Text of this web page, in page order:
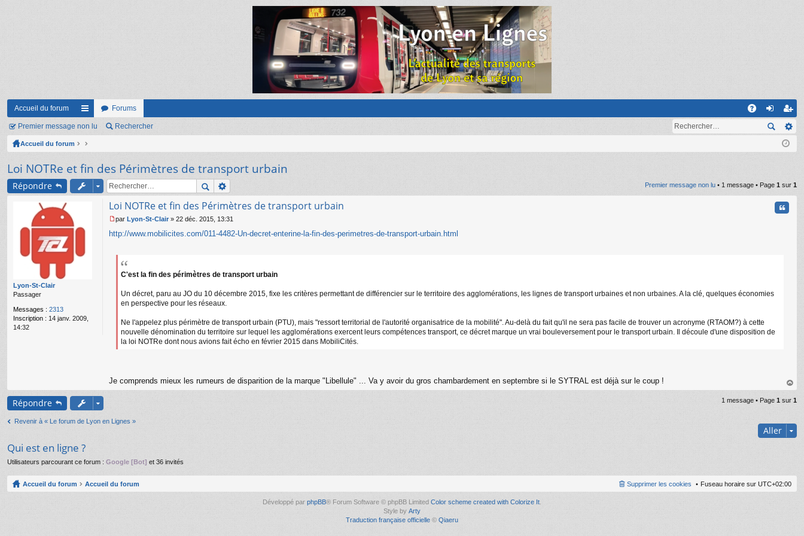
Accueil du forum
ac
co
ur
ci
s
Forums
on ns
cri
Premier message non lu Rechercher
Accueil du forum
Loi NOTRe et fin des Périmètres de transport urbain
Répondre Premier message non lu • 1 message • Page 1 sur 1
Lyon-St-Clair
Passager
Messages : 2313
Inscription : 14 janv. 2009,
14:32
Loi NOTRe et fin des Périmètres de transport urbain
e
par Lyon-St-Clair » 22 déc. 2015, 13:31
http://www.mobilicites.com/011-4482-Un-decret-enterine-la-fin-des-perimetres-de-transport-urbain.html
C'est la fin des périmètres de transport urbain
Un décret, paru au JO du 10 décembre 2015, fixe les critères permettant de différencier sur le territoire des agglomérations, les lignes de transport urbaines et non urbaines. A la clé, quelques économies
en perspective pour les réseaux.
Ne l'appelez plus périmètre de transport urbain (PTU), mais "ressort territorial de l'autorité organisatrice de la mobilité". Au-delà du fait qu'il ne sera pas facile de trouver un acronyme (RTAOM?) à cette
nouvelle dénomination du territoire sur lequel les agglomérations exercent leurs compétences transport, ce décret marque un vrai bouleversement pour le transport urbain. Il découle d'une disposition de
la loi NOTRe dont nous avions fait écho en février 2015 dans MobiliCités.
Je comprends mieux les rumeurs de disparition de la marque "Libellule" ... Va y avoir du gros chambardement en septembre si le SYTRAL est déjà sur le coup !
au
t
Répondre 1 message • Page 1 sur 1
Revenir à « Le forum de Lyon en Lignes »
Aller
Qui est en ligne ?
Utilisateurs parcourant ce forum : Google [Bot] et 36 invités
Accueil du forum Accueil du forum Fuseau horaire sur UTC+02:00
Supprimer les cookies
Développé par phpBB® Forum Software © phpBB Limited Color scheme created with Colorize It
Style by Arty
Traduction française officielle © Qiaeru